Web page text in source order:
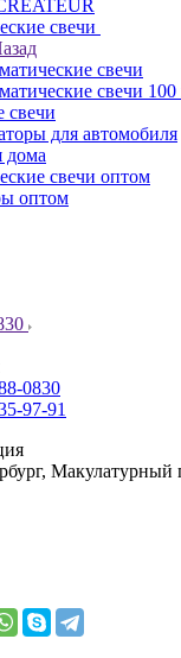
свечи
свечи
свечи
для автомобиля
дома
свечи оптом
оптом
0830
97-91
Макулатурный